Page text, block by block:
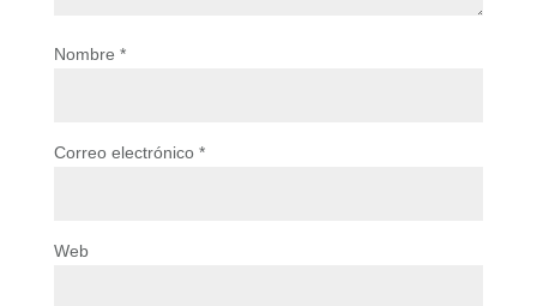
Nombre *
Correo electrónico *
Web